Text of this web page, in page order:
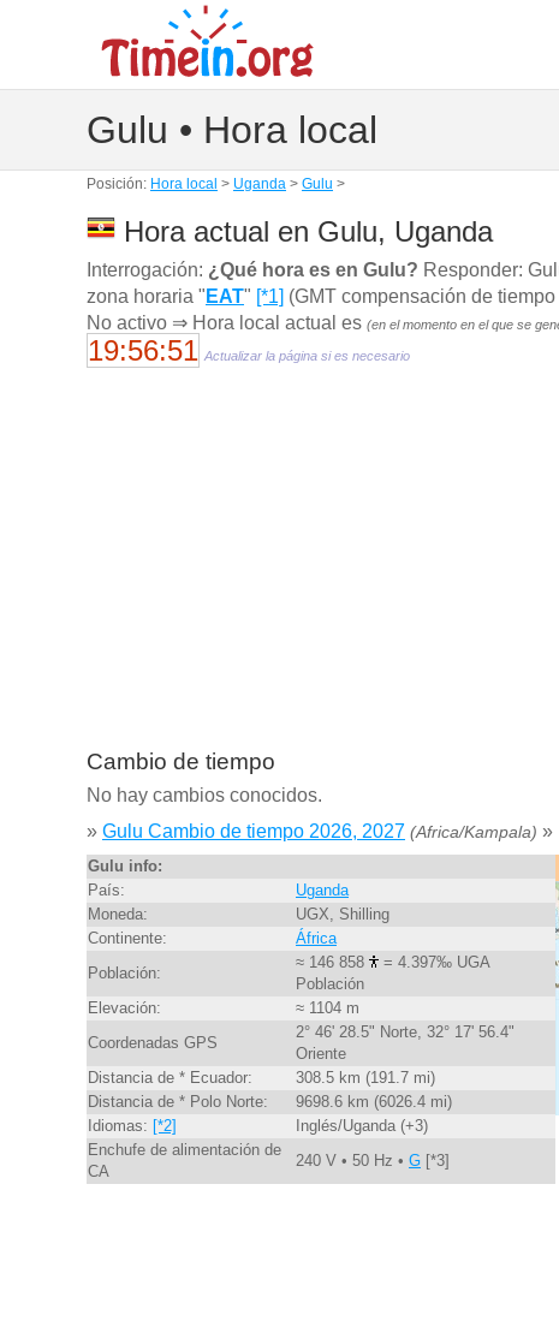
Gulu • Hora local
Posición: Hora local > Uganda > Gulu >
Hora actual en Gulu, Uganda
Interrogación: ¿Qué hora es en Gulu? Responder:
zona horaria " EAT" [*1] (GMT compensación de
No activo ⇒ Hora local actual es (en el momento en el que se
19:56:52 Actualizar la página si es necesario
Cambio de tiempo
No hay cambios conocidos.
» Gulu Cambio de tiempo 2026, 2027 (Africa/Kampala) »
Gulu info:
País:
Uganda
Moneda:
UGX, Shilling
Continente:
África
Población:
≈ 146 858
= 4.397‰ UGA
Población
Elevación:
≈ 1104 m
Coordenadas GPS
2° 46' 28.5" Norte, 32° 17' 56.4"
Oriente
Distancia de * Ecuador:
308.5 km (191.7 mi)
Distancia de * Polo Norte:
9698.6 km (6026.4 mi)
Idiomas: [*2]
Inglés/Uganda (+3)
Enchufe de alimentación de
CA
240 V • 50 Hz • G [*3]